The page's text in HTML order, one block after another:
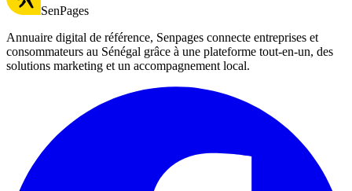
SenPages
Annuaire digital de référence, Senpages connecte entreprises et
consommateurs au Sénégal grâce à une plateforme tout-en-un, des
solutions marketing et un accompagnement local.